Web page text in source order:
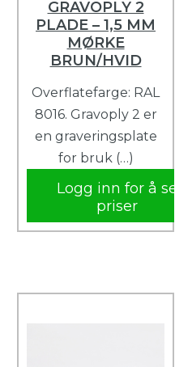
GRAVOPLY 2
PLADE – 1,5 MM
MØRKE
BRUN/HVID
Overflatefarge: RAL
8016. Gravoply 2 er
en graveringsplate
for bruk (…)
Logg inn for å se
priser